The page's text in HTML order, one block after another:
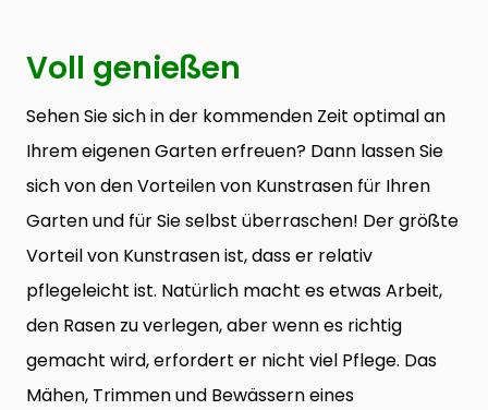
Voll genießen
Sehen Sie sich in der kommenden Zeit optimal an
Ihrem eigenen Garten erfreuen? Dann lassen Sie
sich von den Vorteilen von Kunstrasen für Ihren
Garten und für Sie selbst überraschen! Der größte
Vorteil von Kunstrasen ist, dass er relativ
pflegeleicht ist. Natürlich macht es etwas Arbeit,
den Rasen zu verlegen, aber wenn es richtig
gemacht wird, erfordert er nicht viel Pflege. Das
Mähen, Trimmen und Bewässern eines